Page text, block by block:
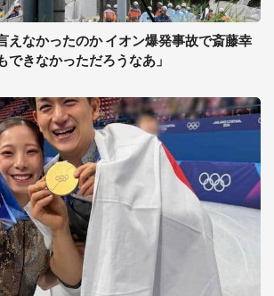
えなかったのか イオン爆発事故で斎藤幸
できなかっただろうなあ」